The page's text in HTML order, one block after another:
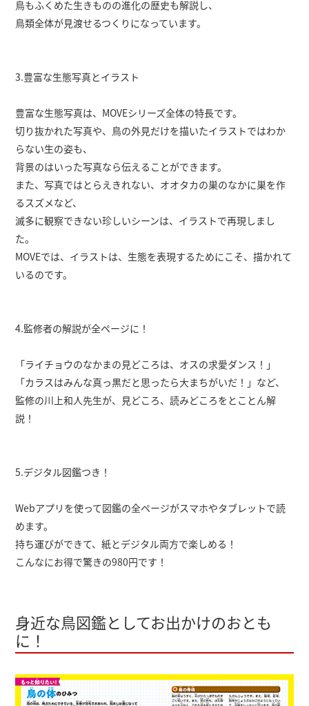
鳥もふくめた生きものの進化の歴史も解説し、
鳥類全体が見渡せるつくりになっています。
3.豊富な生態写真とイラスト
豊富な生態写真は、MOVEシリーズ全体の特長です。
切り抜かれた写真や、鳥の外見だけを描いたイラストではわか
らない生の姿も、
背景のはいった写真なら伝えることができます。
また、写真ではとらえきれない、オオタカの巣のなかに巣を作
るスズメなど、
滅多に観察できない珍しいシーンは、イラストで再現しまし
た。
MOVEでは、イラストは、生態を表現するためにこそ、描かれて
いるのです。
4.監修者の解説が全ページに！
「ライチョウのなかまの見どころは、オスの求愛ダンス！」
「カラスはみんな真っ黒だと思ったら大まちがいだ！」など、
監修の川上和人先生が、見どころ、読みどころをとことん解
説！
5.デジタル図鑑つき！
Webアプリを使って図鑑の全ページがスマホやタブレットで読
めます。
持ち運びができて、紙とデジタル両方で楽しめる！
こんなにお得で驚きの980円です！
身近な鳥図鑑としてお出かけのおとも
に！